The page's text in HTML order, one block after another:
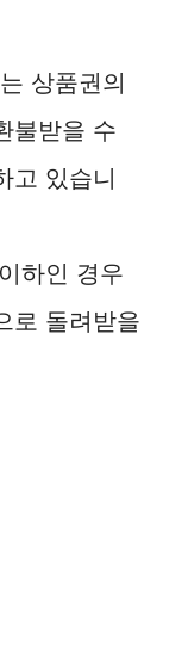
상품권의
불받을 수
고 있습니
하인 경우
로 돌려받을